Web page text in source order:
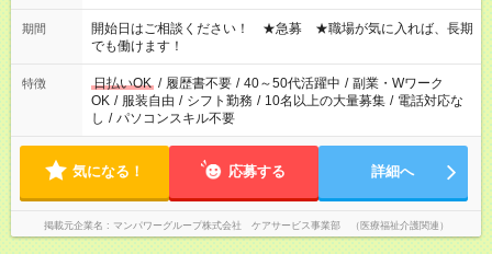
場合、他のお仕事と合わせ週40時間超の就業はご案内できませ
ん ※法令に基づき、週20時間以上勤務は社会保険への加入対象
となります ※労働者派遣法（日雇い派遣の原則禁止）により、
短時間・短期間の就業はご案内が難しい場合があります
期間
開始日はご相談ください！ ★急募 ★職場が気に入れば、長期
でも働けます！
特徴 日払いOK / 履歴書不要 / 40～50代活躍中 / 副業・Wワーク
OK / 服装自由 / シフト勤務 / 10名以上の大量募集 / 電話対応な
し / パソコンスキル不要
気になる！ 応募する 詳細へ
掲載元企業名 マンパワーグループ株式会社 ケアサービス事業部 （医療福祉介護関連）